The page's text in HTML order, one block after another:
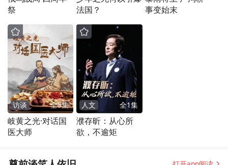
祭
法国？
事变始末
访谈 全5集
岐黄之光·对话国
医大师
人文 全1集
濮存昕：从心所
欲，不逾矩